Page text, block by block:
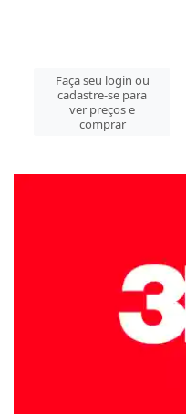
Faça seu login ou
cadastre-se para
ver preços e
comprar